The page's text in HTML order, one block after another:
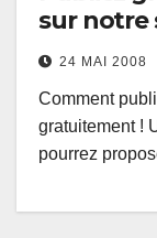
sur notre
24 MAI 2008
Comment
gratuitement !
pourrez